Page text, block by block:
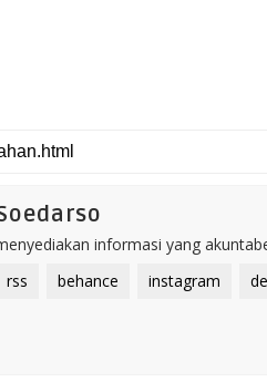
informasi yang
rss
behance instagram